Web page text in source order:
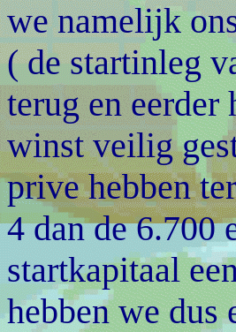
we namelijk
( de startinleg
terug en eerder
winst veilig
prive hebben
4 dan de 6.700
startkapitaal
hebben we dus